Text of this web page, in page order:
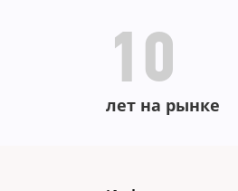
10
лет на рынке